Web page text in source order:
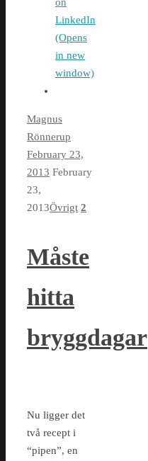
LinkedIn
(Opens
in new
window)
Magnus
Rönnerup
February 23,
2013 February
23,
2013Övrigt 2
Måste
hitta
bryggdagar
Nu ligger det
två recept i
“pipen”, en